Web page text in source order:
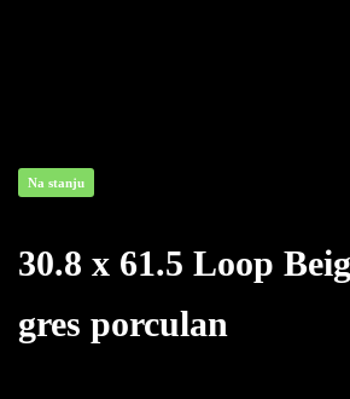
Availability:
Na stanju
30.8 x 61.5 Loop
gres porculan